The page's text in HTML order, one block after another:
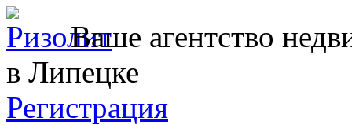
Ваше агентство
в Липецке
Регистрация